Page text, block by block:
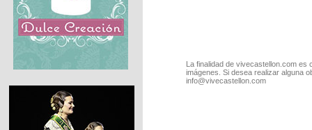
La finalidad de vivecastellon.com
imágenes. Si desea realizar alguna
info@vivecastellon.com